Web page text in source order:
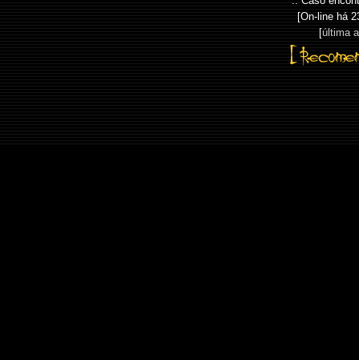
[On-line há
[última